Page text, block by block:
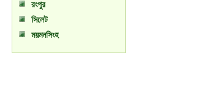
রংপুর
সিলেট
ময়মনসিংহ